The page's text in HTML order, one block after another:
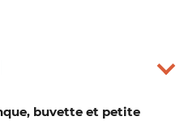
buvette et petite